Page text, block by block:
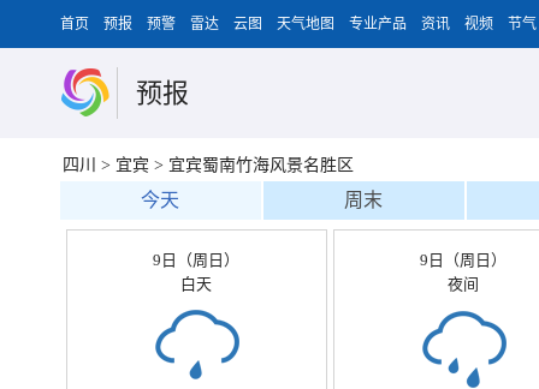
首页 预报 预警 雷达 云图 天气地图 专业产品 资讯 视频 节气
预报
四川 > 宜宾 > 宜宾蜀南竹海风景名胜区
今天 周末
9日（周日）
白天
9日（周日）
夜间